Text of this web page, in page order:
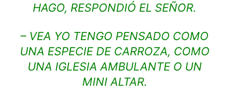
HAGO, RESPONDIÓ EL SEÑOR.
– VEA YO TENGO PENSADO COMO
UNA ESPECIE DE CARROZA, COMO
UNA IGLESIA AMBULANTE O UN
MINI ALTAR.